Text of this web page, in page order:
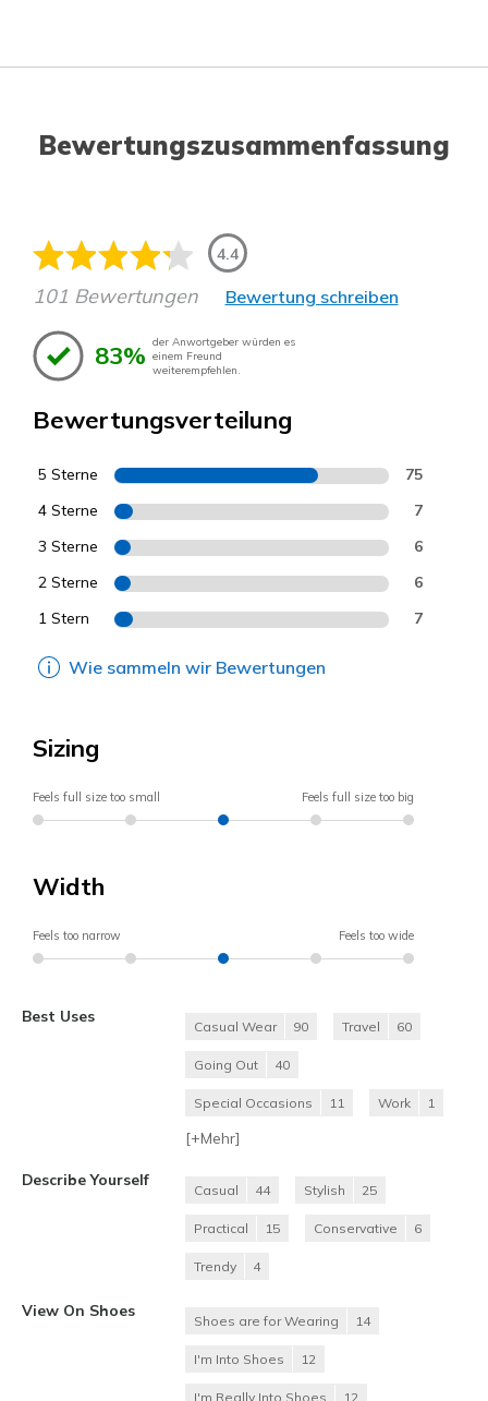
Bewertungszusammenfassung
4.4
101 Bewertungen Bewertung schreiben
83% der Anwortgeber würden es
einem Freund
weiterempfehlen.
Bewertungsverteilung
5 Sterne 75
4 Sterne 7
3 Sterne 6
2 Sterne 6
1 Stern 7
Wie sammeln wir Bewertungen
Sizing
Feels full size too small Feels full size too big
Width
Feels too narrow Feels too wide
Best Uses
Casual Wear 90 Travel 60
Going Out 40
Special Occasions 11 Work 1
[+Mehr]
Describe Yourself
Casual 44 Stylish 25
Practical 15 Conservative 6
Trendy 4
View On Shoes
Shoes are for Wearing 14
I'm Into Shoes 12
I'm Really Into Shoes 12